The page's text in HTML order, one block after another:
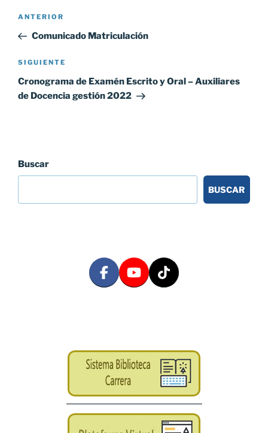
Navegación
entradas
Entrada
anterior:
ANTERIOR
Comunicado Matriculación
Siguiente
entrada
SIGUIENTE
Cronograma de Examén Escrito y Oral – Auxiliares
de Docencia gestión 2022
Buscar
BUSCAR